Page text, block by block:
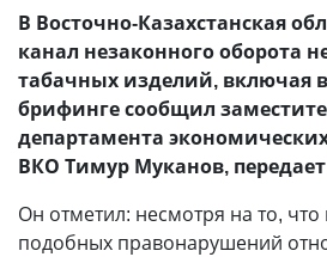
В Восточно-Казахстанская
канал незаконного оборота
табачных изделий, включая
брифинге сообщил
департамента
ВКО Тимур Муканов, передает
Он отметил: несмотря на то,
подобных правонарушений